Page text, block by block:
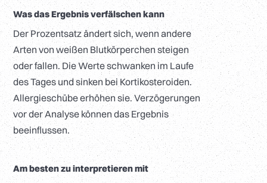
Was das Ergebnis verfälschen kann
Der Prozentsatz ändert sich, wenn andere
Arten von weißen Blutkörperchen steigen
oder fallen. Die Werte schwanken im Laufe
des Tages und sinken bei Kortikosteroiden.
Allergieschübe erhöhen sie. Verzögerungen
vor der Analyse können das Ergebnis
beeinflussen.
Am besten zu interpretieren mit